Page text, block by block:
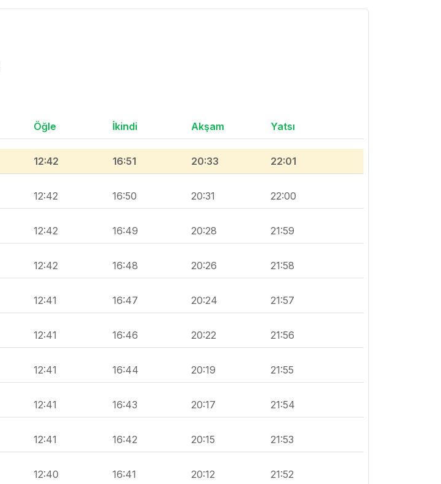
Öğle İkindi Akşam Yatsı
12:42 16:51 20:33 22:01
12:42 16:50 20:31 22:00
12:42 16:49 20:28 21:59
12:42 16:48 20:26 21:58
12:41 16:47 20:24 21:57
12:41 16:46 20:22 21:56
12:41 16:44 20:19 21:55
12:41 16:43 20:17 21:54
12:41 16:42 20:15 21:53
12:40 16:41 20:12 21:52